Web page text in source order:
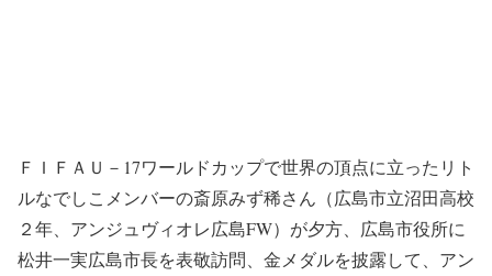
ＦＩＦＡＵ－17ワールドカップで世界の頂点に立ったリト
ルなでしこメンバーの斎原みず稀さん（広島市立沼田高校
２年、アンジュヴィオレ広島FW）が夕方、広島市役所に
松井一実広島市長を表敬訪問、金メダルを披露して、アン